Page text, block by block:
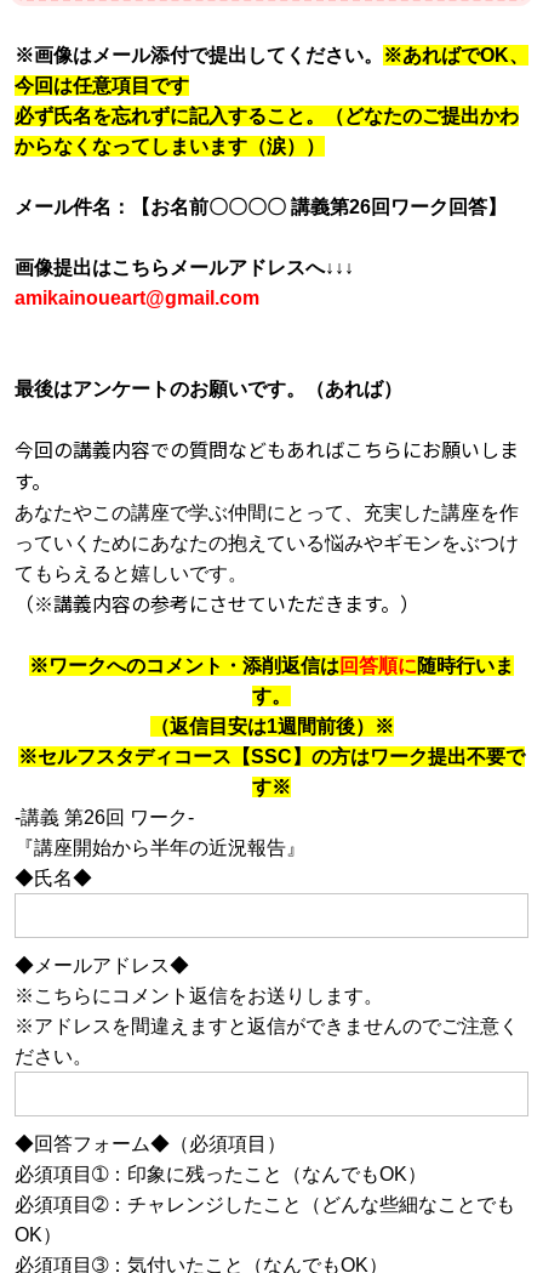
※画像はメール添付で提出してください。
※あればでOK、
今回は任意項目です
必ず氏名を忘れずに記入すること。（どなたのご提出かわ
からなくなってしまいます（涙））
メール件名：【お名前〇〇〇〇 講義第26回ワーク回答】
画像提出はこちらメールアドレスへ↓↓↓
amikainoueart@gmail.com
最後はアンケートのお願いです。（あれば）
今回の講義内容での質問などもあればこちらにお願いしま
す。
あなたやこの講座で学ぶ仲間にとって、充実した講座を作
っていくためにあなたの抱えている悩みやギモンをぶつけ
てもらえると嬉しいです。
（※講義内容の参考にさせていただきます。）
※ワークへのコメント・添削返信は 回答順に随時行いま
す。
（返信目安は1週間前後）※
※セルフスタディコース【SSC 】の方はワーク提出不要で
す※
-講義 第26回 ワーク-
『講座開始から半年の近況報告』
◆氏名◆
◆メールアドレス◆
※こちらにコメント返信をお送りします。
※アドレスを間違えますと返信ができませんのでご注意く
ださい。
◆回答フォーム◆（必須項目）
必須項目➀：印象に残ったこと（なんでもOK）
必須項目➁：チャレンジしたこと（どんな些細なことでも
OK）
必須項目➂：気付いたこと（なんでもOK）